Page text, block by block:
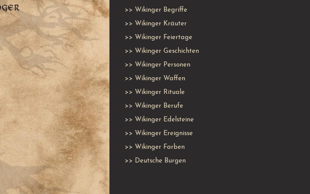
>> Wikinger Begriffe
>> Wikinger Kräuter
>> Wikinger Feiertage
>> Wikinger Geschichten
>> Wikinger Personen
>> Wikinger Waffen
>> Wikinger Rituale
>> Wikinger Berufe
>> Wikinger Edelsteine
>> Wikinger Ereignisse
>> Wikinger Farben
>> Deutsche Burgen